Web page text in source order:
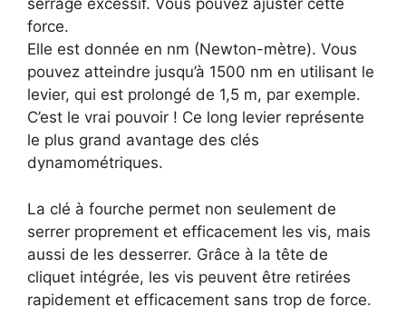
serrage excessif. Vous pouvez ajuster cette
force.
Elle est donnée en nm (Newton-mètre). Vous
pouvez atteindre jusqu’à 1500 nm en utilisant le
levier, qui est prolongé de 1,5 m, par exemple.
C’est le vrai pouvoir ! Ce long levier représente
le plus grand avantage des clés
dynamométriques.
La clé à fourche permet non seulement de
serrer proprement et efficacement les vis, mais
aussi de les desserrer. Grâce à la tête de
cliquet intégrée, les vis peuvent être retirées
rapidement et efficacement sans trop de force.